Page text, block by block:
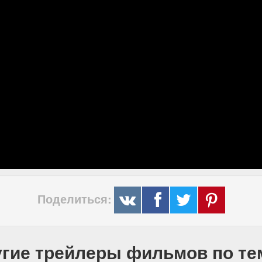
Поделиться:
трейлеры фильмов по